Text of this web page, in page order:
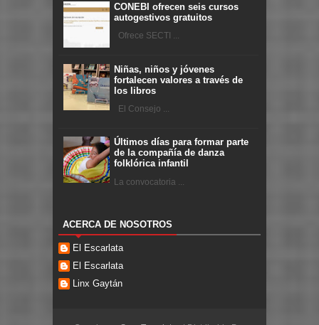
CONEBI ofrecen seis cursos
autogestivos gratuitos
Ofrece SECTI ...
Niñas, niños y jóvenes
fortalecen valores a través de
los libros
El Consejo ...
Últimos días para formar parte
de la compañía de danza
folklórica infantil
La convocatoria ...
ACERCA DE NOSOTROS
El Escarlata
El Escarlata
Linx Gaytán